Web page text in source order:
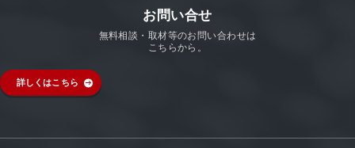
お問い合せ
無料相談・取材等のお問い合わせは
こちらから。
詳しくはこちら